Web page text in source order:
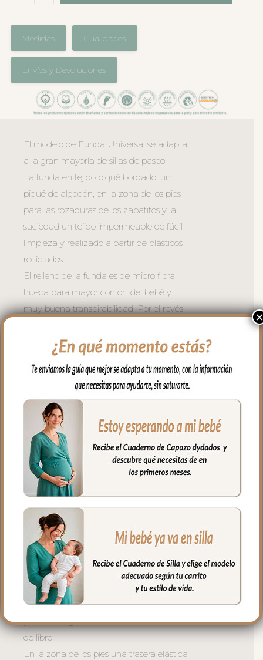
Medidas Cualidades
Envíos y Devoluciones
El modelo de Funda Universal se adapta
a la gran mayoría de sillas de paseo.
La funda en tejido piqué bordado; un
piqué de algodón, en la zona de los pies
para las rozaduras de los zapatitos y la
suciedad un tejido impermeable de fácil
limpieza y realizado a partir de plásticos
reciclados.
El relleno de la funda es de micro fibra
hueca para mayor confort del bebé y
muy buena transpirabilidad. Por el revés
ventilación.
Para sujetar la funda en la silla cuenta
con una trasera muy ancha y regulable
con goma. También lleva las cintas y las
gomitas por si la capota va unida al
respaldo y no puedes usar la trasera.
Cuenta con un sistema de sujeción
adicional el S_PLUS para conseguir que
a la funda quede mejor sujeta al
respaldo. Son unas cintas que pasas por
las aberturas de los arneses en el respaldo
hasta pasar a la parte posterior y se
abrochan entre ellas.
Las aberturas verticales en el respaldo y
ojales en el culete son aptas para la salida
de arenes de todo tipo de sillas.
Abertura en el centro de la funda para
permitir plegar las sillas que tienen cierre
de libro.
En la zona de los pies una trasera elástica
×